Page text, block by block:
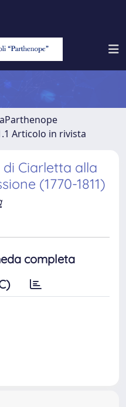
Articolo in rivista
Ciarletta alla
(1770-1811)
completa